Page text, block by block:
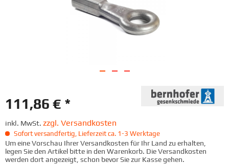
111,86 € *
inkl. MwSt. zzgl. Versandkosten
Sofort versandfertig, Lieferzeit ca. 1-3 Werktage
Um eine Vorschau Ihrer Versandkosten für Ihr Land zu erhalten,
legen Sie den Artikel bitte in den Warenkorb. Die Versandkosten
werden dort angezeigt, schon bevor Sie zur Kasse gehen.